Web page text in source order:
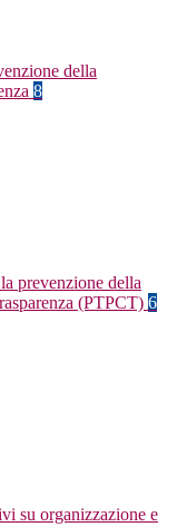
della
8
prevenzione della
(PTPCT) 6
su organizzazione e